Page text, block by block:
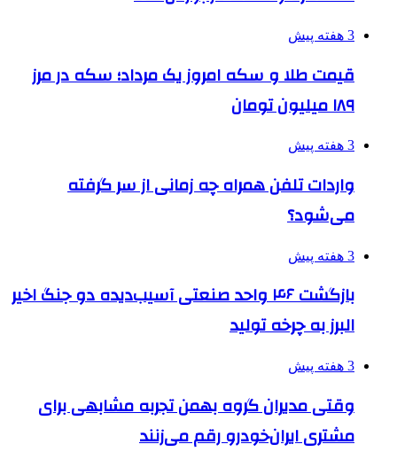
3 هفته پیش
قیمت طلا و سکه امروز یک مرداد؛ سکه در مرز
۱۸۹ میلیون تومان
3 هفته پیش
واردات تلفن همراه چه زمانی از سر گرفته
می‌شود؟
3 هفته پیش
بازگشت ۴۶ واحد صنعتی آسیب‌دیده دو جنگ اخیر
البرز به چرخه تولید
3 هفته پیش
وقتی مدیران گروه بهمن تجربه مشابهی برای
مشتری ایران‌خودرو رقم می‌زنند